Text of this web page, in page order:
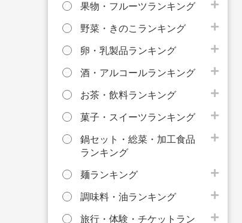
果物・フルーツランキング
野菜・きのこランキング
卵・乳製品ランキング
酒・アルコールランキング
お茶・飲料ランキング
菓子・スイーツランキング
鍋セット・総菜・加工食品
ランキング
麺ランキング
調味料・油ランキング
旅行・体験・チケットラン